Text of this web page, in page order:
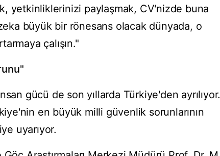
yetkinliklerinizi paylaşmak, CV'nizde buna
büyük bir rönesans olacak dünyada, o
çalışın."
gücü de son yıllarda Türkiye'den ayrılıyor.
en büyük milli güvenlik sorunlarının
uyarıyor.